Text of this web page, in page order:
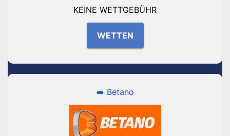
KEINE WETTGEBÜHR
WETTEN
➡️ Betano